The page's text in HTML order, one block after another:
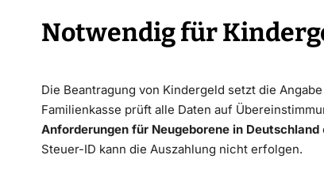
Notwendig für
Die Beantragung von Kindergeld setzt die
Familienkasse prüft alle Daten auf
Anforderungen für Neugeborene in Deutschland
Steuer-ID kann die Auszahlung nicht erfolgen.